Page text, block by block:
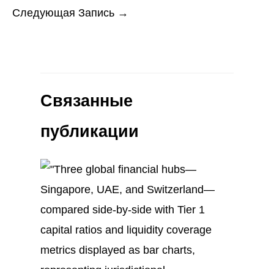
Следующая Запись →
Связанные
публикации